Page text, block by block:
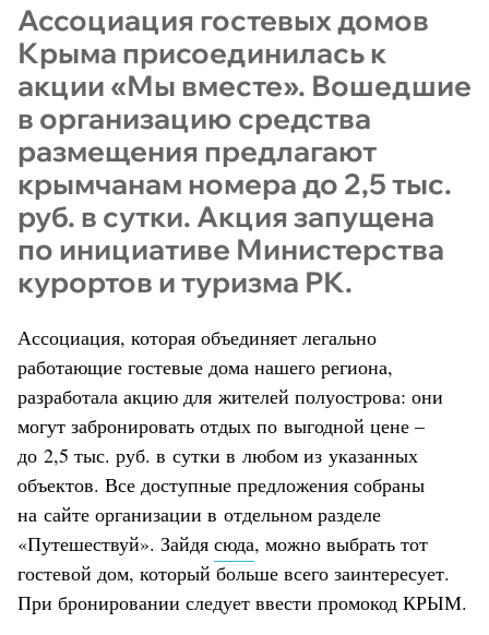
Ассоциация гостевых домов
Крыма присоединилась к
акции «Мы вместе». Вошедшие
в организацию средства
размещения предлагают
крымчанам номера до 2,5 тыс.
руб. в сутки. Акция запущена
по инициативе Министерства
курортов и туризма РК.
Ассоциация, которая объединяет легально
работающие гостевые дома нашего региона,
разработала акцию для жителей полуострова: они
могут забронировать отдых по выгодной цене –
до 2,5 тыс. руб. в сутки в любом из указанных
объектов. Все доступные предложения собраны
на сайте организации в отдельном разделе
«Путешествуй». Зайдя сюда, можно выбрать тот
гостевой дом, который больше всего заинтересует.
При бронировании следует ввести промокод КРЫМ.